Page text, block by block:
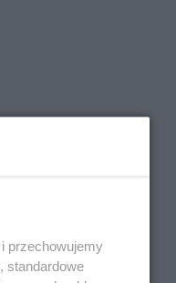
przechowujemy
standardowe